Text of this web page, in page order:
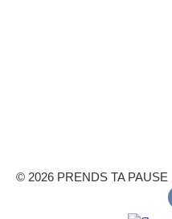
© 2026 PRENDS TA PAUSE